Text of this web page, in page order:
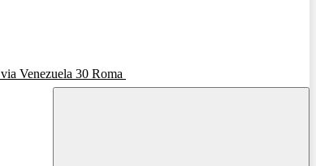
via Venezuela 30 Roma